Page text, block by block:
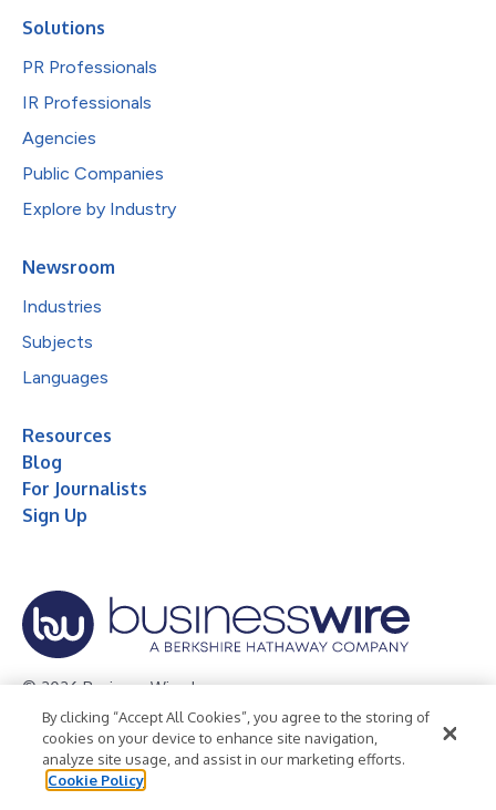
Solutions
PR Professionals
IR Professionals
Agencies
Public Companies
Explore by Industry
Newsroom
Industries
Subjects
Languages
Resources
Blog
For Journalists
Sign Up
© 2026 Business Wire, Inc.
Privacy Policy Cookie Policy
Accessibility Statement
Terms of Use
Legal
By clicking “Accept All Cookies”, you agree to the storing of
cookies on your device to enhance site navigation,
analyze site usage, and assist in our marketing efforts.
Cookie Policy